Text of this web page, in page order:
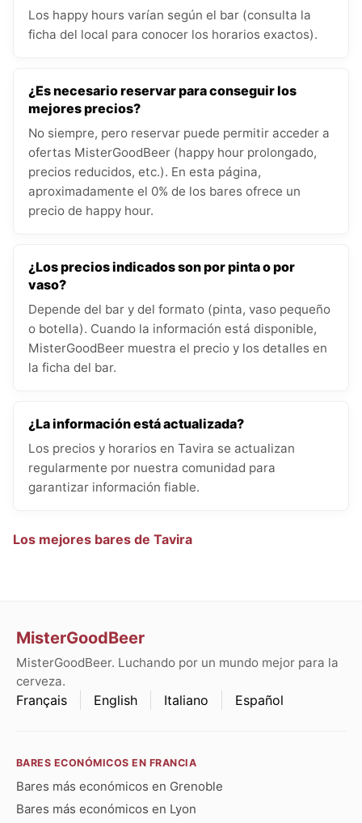
Los happy hours varían según el bar (consulta la
ficha del local para conocer los horarios exactos).
¿Es necesario reservar para conseguir los
mejores precios?
No siempre, pero reservar puede permitir acceder a
ofertas MisterGoodBeer (happy hour prolongado,
precios reducidos, etc.). En esta página,
aproximadamente el 0% de los bares ofrece un
precio de happy hour.
¿Los precios indicados son por pinta o por
vaso?
Depende del bar y del formato (pinta, vaso pequeño
o botella). Cuando la información está disponible,
MisterGoodBeer muestra el precio y los detalles en
la ficha del bar.
¿La información está actualizada?
Los precios y horarios en Tavira se actualizan
regularmente por nuestra comunidad para
garantizar información fiable.
Los mejores bares de Tavira
MisterGoodBeer
MisterGoodBeer. Luchando por un mundo mejor para la
cerveza.
Français English Italiano Español
BARES ECONÓMICOS EN FRANCIA
Bares más económicos en Grenoble
Bares más económicos en Lyon